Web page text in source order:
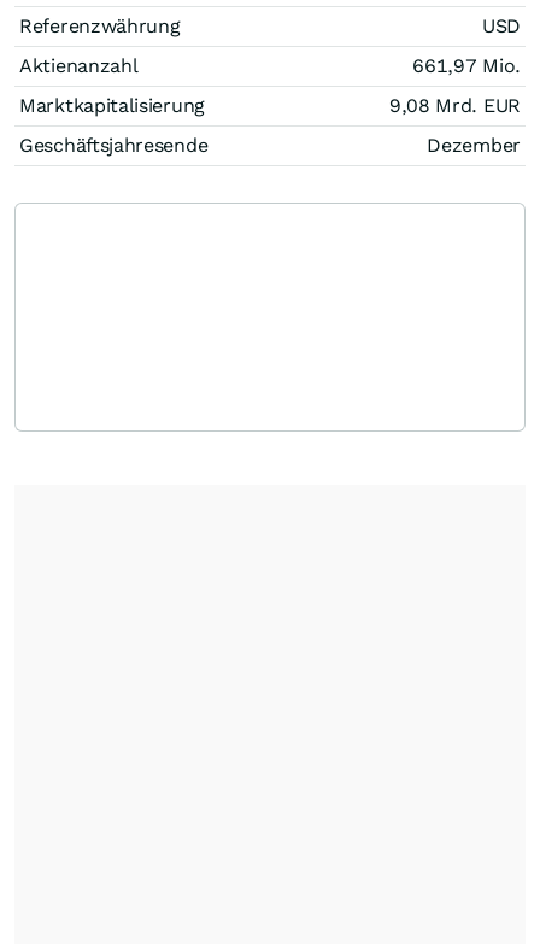
Referenzwährung
USD
Aktienanzahl
661,97 Mio.
Marktkapitalisierung
9,08 Mrd. EUR
Geschäftsjahresende
Dezember